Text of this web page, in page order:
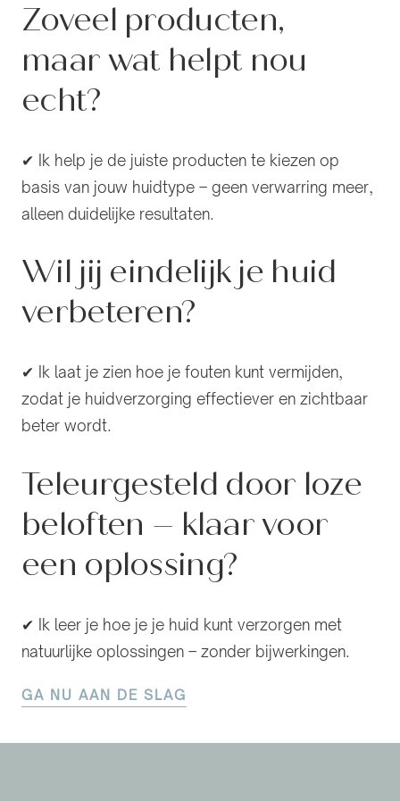
Zoveel producten,
maar wat helpt nou
echt?
✔ Ik help je de juiste producten te kiezen op
basis van jouw huidtype – geen verwarring meer,
alleen duidelijke resultaten.
Wil jij eindelijk je huid
verbeteren?
✔ Ik laat je zien hoe je fouten kunt vermijden,
zodat je huidverzorging effectiever en zichtbaar
beter wordt.
Teleurgesteld door loze
beloften – klaar voor
een oplossing?
✔ Ik leer je hoe je je huid kunt verzorgen met
natuurlijke oplossingen – zonder bijwerkingen.
GA NU AAN DE SLAG